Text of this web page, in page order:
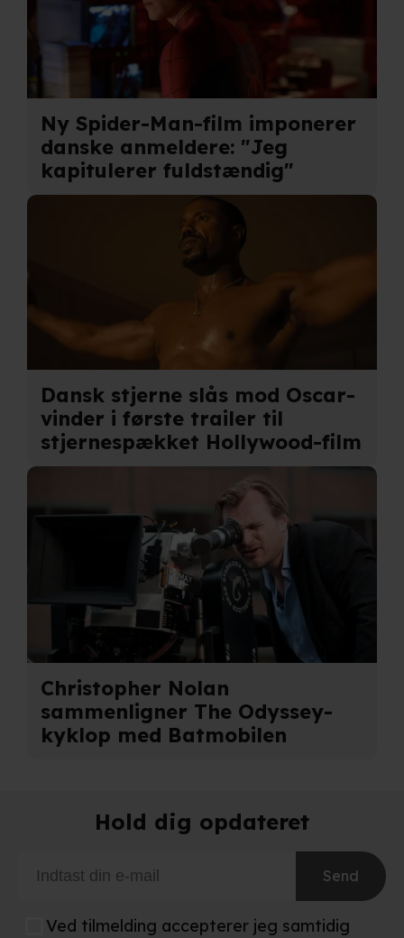
Ny Spider-Man-film imponerer
danske anmeldere: "Jeg
kapitulerer fuldstændig"
Dansk stjerne slås mod Oscar-
vinder i første trailer til
stjernespækket Hollywood-film
Christopher Nolan
sammenligner The Odyssey-
kyklop med Batmobilen
Hold dig opdateret
Send
Ved tilmelding accepterer jeg samtidig